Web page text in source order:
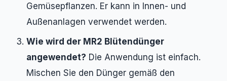
Gemüsepflanzen. Er kann in Innen- und
Außenanlagen verwendet werden.
Wie wird der MR2 Blütendünger
angewendet? Die Anwendung ist einfach.
Mischen Sie den Dünger gemäß den